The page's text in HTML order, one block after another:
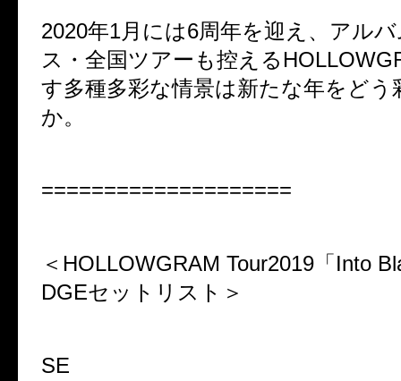
2020年1月には6周年を迎え、アル
ス・全国ツアーも控える
す多種多彩な情景は新たな年をどう
か。
====================
＜HOLLOWGRAM Tour2019「Into
DGEセットリスト＞
SE